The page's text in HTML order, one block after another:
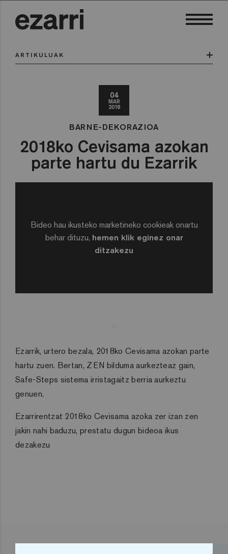
ARTIKULUAK
04
MAR
2018
BARNE-DEKORAZIOA
2018ko Cevisama azokan
parte hartu du Ezarrik
Bideo hau ikusteko marketineko cookieak onartu
behar dituzu, hemen klik eginez onar
ditzakezu
Ezarrik, urtero bezala, 2018ko Cevisama azokan parte
hartu zuen. Bertan, ZEN bilduma aurkezteaz gain,
Safe-Steps sistema irristagaitz berria aurkeztu
genuen.
Ezarrirentzat 2018ko Cevisama azoka zer izan zen
jakin nahi baduzu, prestatu dugun bideoa ikus
dezakezu